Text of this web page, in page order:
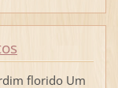
florido Um